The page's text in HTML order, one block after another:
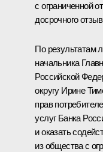
с ограниченной
досрочного
По результатам
начальника
Российской
округу Ирине
прав
услуг Банка
и оказать
из общества с